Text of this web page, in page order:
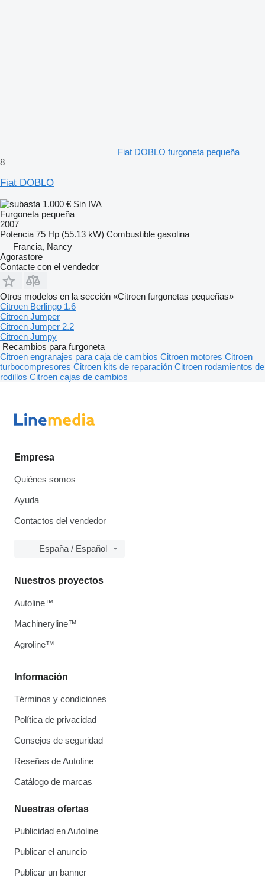
Fiat DOBLO furgoneta pequeña
8
Fiat DOBLO
1.000 € Sin IVA
Furgoneta pequeña
2007
Potencia 75 Hp (55.13 kW) Combustible gasolina
Francia, Nancy
Agorastore
Contacte con el vendedor
Otros modelos en la sección «Citroen furgonetas pequeñas»
Citroen Berlingo 1.6
Citroen Jumper
Citroen Jumper 2.2
Citroen Jumpy
Recambios para furgoneta
Citroen engranajes para caja de cambios Citroen motores Citroen
turbocompresores Citroen kits de reparación Citroen rodamientos de
rodillos Citroen cajas de cambios
Empresa
Quiénes somos
Ayuda
Contactos del vendedor
España / Español
Información
Términos y condiciones
Política de privacidad
Consejos de seguridad
Reseñas de Autoline
Catálogo de marcas
Nuestras ofertas
Publicidad en Autoline
Publicar el anuncio
Publicar un banner
Nuestros proyectos
Autoline™
Machineryline™
Agroline™